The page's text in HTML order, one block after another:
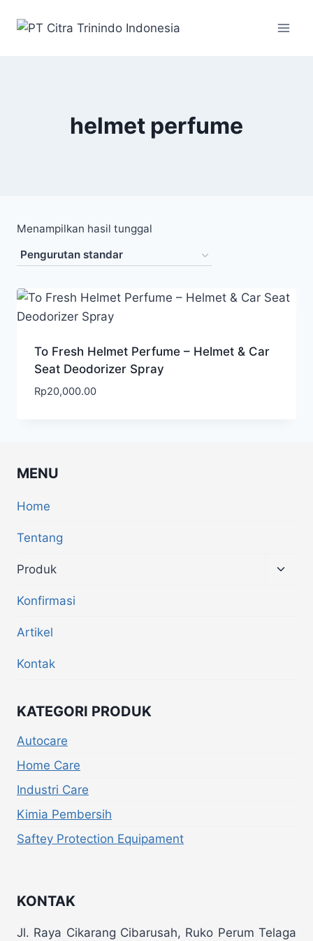
helmet perfume
Menampilkan hasil tunggal
To Fresh Helmet Perfume – Helmet & Car
Seat Deodorizer Spray
Rp20,000.00
MENU
Home
Tentang
Produk
Konfirmasi
Artikel
Kontak
KATEGORI PRODUK
Autocare
Home Care
Industri Care
Kimia Pembersih
Saftey Protection Equipament
KONTAK
Jl. Raya Cikarang Cibarusah, Ruko Perum Telaga